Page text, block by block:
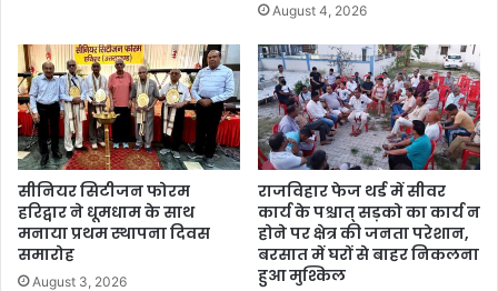
August 4, 2026
सीनियर सिटीजन फोरम
हरिद्वार ने धूमधाम के साथ
मनाया प्रथम स्थापना दिवस
समारोह
August 3, 2026
राजविहार फेज थर्ड में सीवर
कार्य के पश्चात् सड़को का कार्य न
होने पर क्षेत्र की जनता परेशान,
बरसात में घरों से बाहर निकलना
हुआ मुश्किल